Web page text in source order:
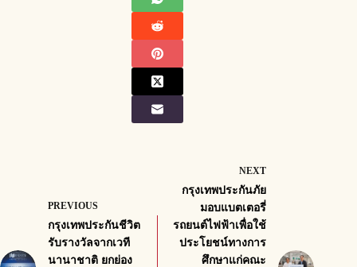
PREVIOUS
กรุงเทพประกันชีวิต
รับรางวัลจากเวที
นานาชาติ ยกย่อง
NEXT
กรุงเทพประกันภัย
มอบแบตเตอรี่
รถยนต์ไฟฟ้าเพื่อใช้
ประโยชน์ทางการ
ศึกษาแก่คณะ